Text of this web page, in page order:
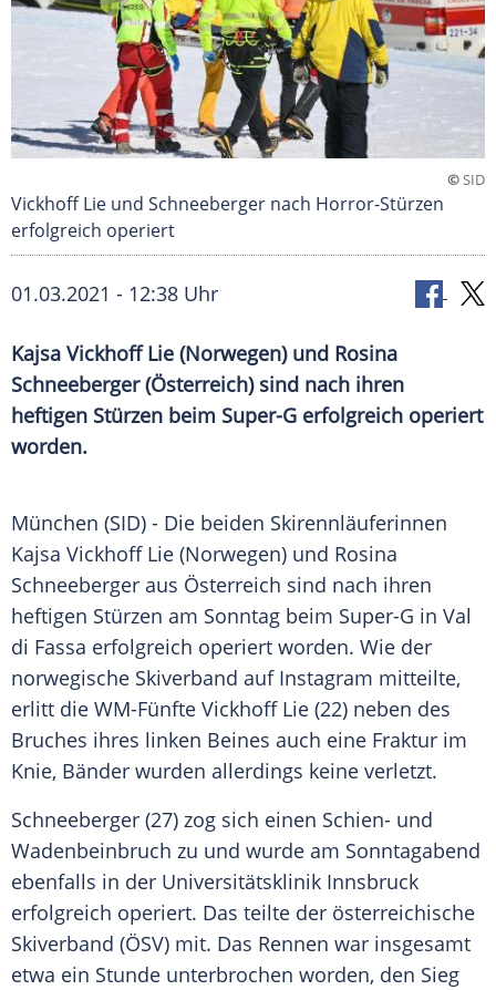
©SID
Vickhoff Lie und Schneeberger nach Horror-Stürzen
erfolgreich operiert
01.03.2021 - 12:38 Uhr
Kajsa Vickhoff Lie (Norwegen) und Rosina
Schneeberger(Österreich) sind nach ihren
heftigen Stürzen beim Super-G erfolgreich operiert
worden.
München (SID) - Die beiden Skirennläuferinnen
Kajsa Vickhoff Lie (Norwegen) und Rosina
Schneeberger aus Österreich sind nach ihren
heftigen Stürzen am Sonntag beim Super-G in Val
di Fassa erfolgreich operiert worden. Wie der
norwegische Skiverband auf Instagram mitteilte,
erlitt die WM-Fünfte Vickhoff Lie (22) neben des
Bruches ihres linken Beines auch eine Fraktur im
Knie, Bänder wurden allerdings keine verletzt.
Schneeberger (27) zog sich einen Schien- und
Wadenbeinbruch zu und wurde am Sonntagabend
ebenfalls in der Universitätsklinik Innsbruck
erfolgreich operiert. Das teilte der österreichische
Skiverband (ÖSV) mit. Das Rennen war insgesamt
etwa ein Stunde unterbrochen worden, den Sieg